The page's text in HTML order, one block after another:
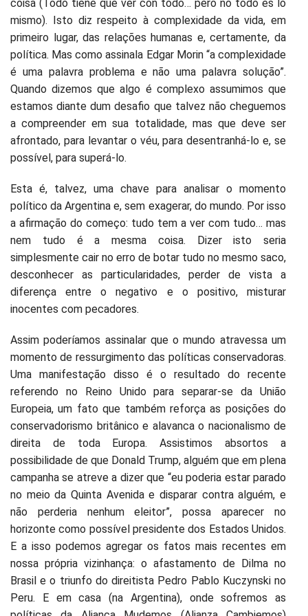
coisa (Todo tiene que ver con todo… pero no todo es lo
mismo). Isto diz respeito à complexidade da vida, em
primeiro lugar, das relações humanas e, certamente, da
política. Mas como assinala Edgar Morin “a complexidade
é uma palavra problema e não uma palavra solução”.
Quando dizemos que algo é complexo assumimos que
estamos diante dum desafio que talvez não cheguemos
a compreender em sua totalidade, mas que deve ser
afrontado, para levantar o véu, para desentranhá-lo e, se
possível, para superá-lo.
Esta é, talvez, uma chave para analisar o momento
político da Argentina e, sem exagerar, do mundo. Por isso
a afirmação do começo: tudo tem a ver com tudo… mas
nem tudo é a mesma coisa. Dizer isto seria
simplesmente cair no erro de botar tudo no mesmo saco,
desconhecer as particularidades, perder de vista a
diferença entre o negativo e o positivo, misturar
inocentes com pecadores.
Assim poderíamos assinalar que o mundo atravessa um
momento de ressurgimento das políticas conservadoras.
Uma manifestação disso é o resultado do recente
referendo no Reino Unido para separar-se da União
Europeia, um fato que também reforça as posições do
conservadorismo britânico e alavanca o nacionalismo de
direita de toda Europa. Assistimos absortos a
possibilidade de que Donald Trump, alguém que em plena
campanha se atreve a dizer que “eu poderia estar parado
no meio da Quinta Avenida e disparar contra alguém, e
não perderia nenhum eleitor”, possa aparecer no
horizonte como possível presidente dos Estados Unidos.
E a isso podemos agregar os fatos mais recentes em
nossa própria vizinhança: o afastamento de Dilma no
Brasil e o triunfo do direitista Pedro Pablo Kuczynski no
Peru. E em casa (na Argentina), onde sofremos as